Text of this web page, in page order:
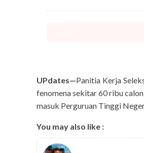
UPdates—Panitia Kerja
fenomena sekitar 60 ribu
masuk Perguruan Tinggi
You may also like :